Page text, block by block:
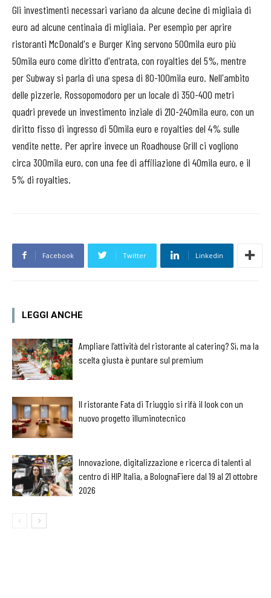
Gli investimenti necessari variano da alcune decine di migliaia di
euro ad alcune centinaia di migliaia. Per esempio per aprire
ristoranti McDonald's e Burger King servono 500mila euro più
50mila euro come diritto d'entrata, con royalties del 5%, mentre
per Subway si parla di una spesa di 80-100mila euro. Nell'ambito
delle pizzerie, Rossopomodoro per un locale di 350-400 metri
quadri prevede un investimento inziale di 210-240mila euro, con un
diritto fisso di ingresso di 50mila euro e royalties del 4% sulle
vendite nette. Per aprire invece un Roadhouse Grill ci vogliono
circa 300mila euro, con una fee di affiliazione di 40mila euro, e il
5% di royalties.
Facebook Twitter Linkedin
LEGGI ANCHE
Ampliare l’attività del ristorante al catering? Sì, ma la
scelta giusta è puntare sul premium
Il ristorante Fata di Triuggio si rifà il look con un
nuovo progetto illuminotecnico
Innovazione, digitalizzazione e ricerca di talenti al
centro di HIP Italia, a BolognaFiere dal 19 al 21 ottobre
2026